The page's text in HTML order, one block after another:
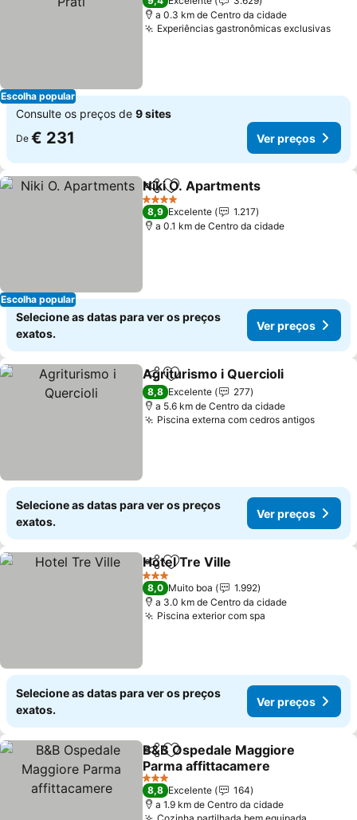
Escolha popular
a 0.3 km de Centro da cidade
Experiências gastronômicas exclusivas
Consulte os preços de 9 sites
De € 231 Ver preços
Escolha popular
PartilharAdicionar aos favoritos
Niki O. Apartments
4 Estrelas
8,9 Excelente
1.217
a 0.1 km de Centro da cidade
Selecione as datas para ver os preços
exatos.
Ver preços
PartilharAdicionar aos favoritos
Agriturismo i Quercioli
8,8 Excelente
277
a 5.6 km de Centro da cidade
Piscina externa com cedros antigos
Selecione as datas para ver os preços
exatos.
Ver preços
PartilharAdicionar aos favoritos
Hotel Tre Ville
3 Estrelas
8,0 Muito boa
1.992
a 3.0 km de Centro da cidade
Piscina exterior com spa
Selecione as datas para ver os preços
exatos.
Ver preços
PartilharAdicionar aos favoritos
B&B Ospedale Maggiore
Parma affittacamere
3 Estrelas
8,8 Excelente
164
a 1.9 km de Centro da cidade